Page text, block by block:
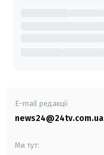
E-mail редакції
news24@24tv.com.ua
Ми тут: